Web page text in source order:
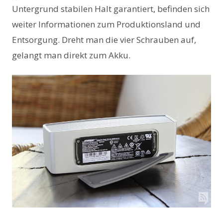
Untergrund stabilen Halt garantiert, befinden sich
weiter Informationen zum Produktionsland und
Entsorgung. Dreht man die vier Schrauben auf,
gelangt man direkt zum Akku.